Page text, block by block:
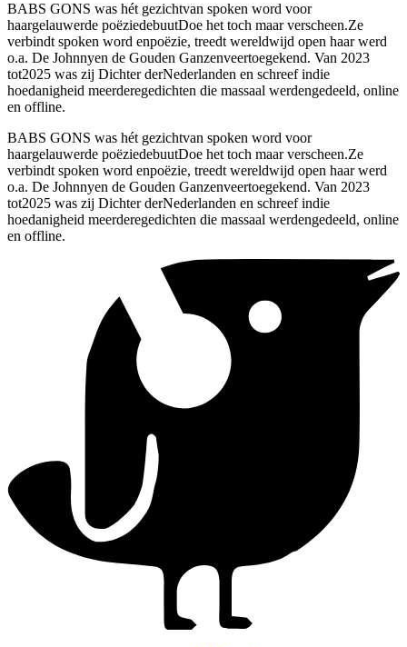
BABS GONS was hét gezichtvan spoken word voor
haargelauwerde poëziedebuutDoe het toch maar verscheen.Ze
verbindt spoken word enpoëzie, treedt wereldwijd open haar werd
o.a. De Johnnyen de Gouden Ganzenveertoegekend. Van 2023
tot2025 was zij Dichter derNederlanden en schreef indie
hoedanigheid meerderegedichten die massaal werdengedeeld, online
en offline.
BABS GONS was hét gezichtvan spoken word voor
haargelauwerde poëziedebuutDoe het toch maar verscheen.Ze
verbindt spoken word enpoëzie, treedt wereldwijd open haar werd
o.a. De Johnnyen de Gouden Ganzenveertoegekend. Van 2023
tot2025 was zij Dichter derNederlanden en schreef indie
hoedanigheid meerderegedichten die massaal werdengedeeld, online
en offline.